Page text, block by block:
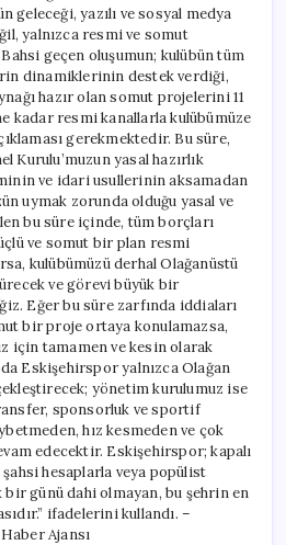
geleceği, yazılı ve sosyal medya
yalnızca resmi ve somut
geçen oluşumun; kulübün tüm
dinamiklerinin destek verdiği,
hazır olan somut projelerini 11
kadar resmi kanallarla kulübümüze
gerekmektedir. Bu süre,
Kurulu’muzun yasal hazırlık
ve idari usullerinin aksamadan
uymak zorunda olduğu yasal ve
bu süre içinde, tüm borçları
ve somut bir plan resmi
kulübümüzü derhal Olağanüstü
ve görevi büyük bir
Eğer bu süre zarfında iddiaları
bir proje ortaya konulamazsa,
için tamamen ve kesin olarak
Eskişehirspor yalnızca Olağan
yönetim kurulumuz ise
sponsorluk ve sportif
hız kesmeden ve çok
edecektir. Eskişehirspor; kapalı
hesaplarla veya popülist
günü dahi olmayan, bu şehrin en
ifadelerini kullandı. –
Ajansı